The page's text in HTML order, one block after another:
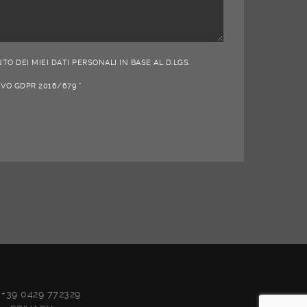
DEI MIEI DATI PERSONALI IN BASE AL D.LGS.
GDPR 2016/679 *
0429 772329